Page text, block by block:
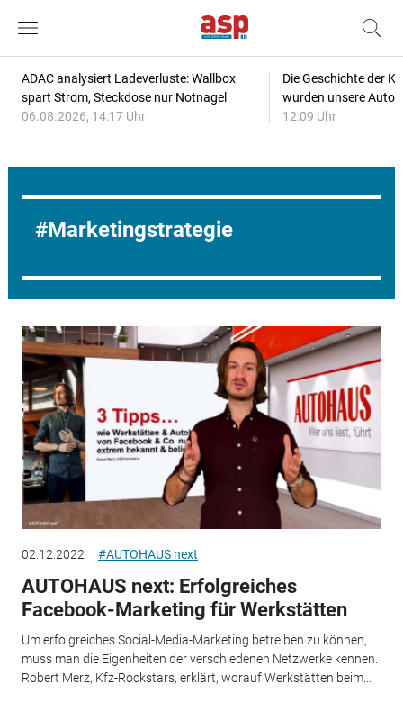
ADAC analysiert Ladeverluste: Wallbox
spart Strom, Steckdose nur Notnagel
06.08.2026, 14:17 Uhr
Die Geschichte der
wurden unsere
12:09 Uhr
Marketingstrategie
02.12.2022 #AUTOHAUS next
AUTOHAUS next: Erfolgreiches
Facebook-Marketing für Werkstätten
Um erfolgreiches Social-Media-Marketing betreiben zu können,
muss man die Eigenheiten der verschiedenen Netzwerke kennen.
Robert Merz, Kfz-Rockstars, erklärt, worauf Werkstätten beim...